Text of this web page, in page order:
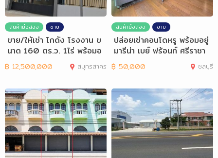
สินค้ามือสอง ขาย
ขาย/ให้เช่า โกดัง โรงงาน ข
นาด 160 ตร.ว. 1ไร่ พร้อมอ
อฟฟิศ
฿ 12,500,000 สมุทรสาคร
สินค้ามือสอง ขาย
ปล่อยเช่าคอนโดหรู พร้อมอยู่
มารีน่า เบย์ ฟร้อนท์ ศรีราชา
฿ 50,000 ชลบุรี